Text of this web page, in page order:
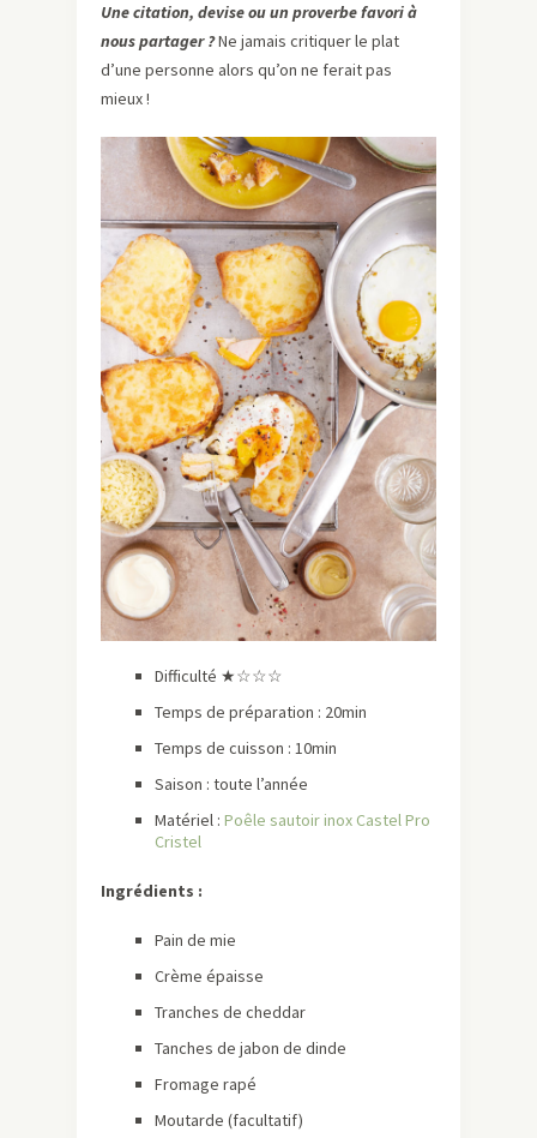
Une citation, devise ou un proverbe favori à
nous partager ?Ne jamais critiquer le plat
d’une personne alors qu’on ne ferait pas
mieux !
Difficulté ★☆☆☆
Temps de préparation : 20min
Temps de cuisson : 10min
Saison : toute l’année
Matériel : Poêle sautoir inox Castel Pro
Cristel
Ingrédients :
Pain de mie
Crème épaisse
Tranches de cheddar
Tanches de jabon de dinde
Fromage rapé
Moutarde (facultatif)